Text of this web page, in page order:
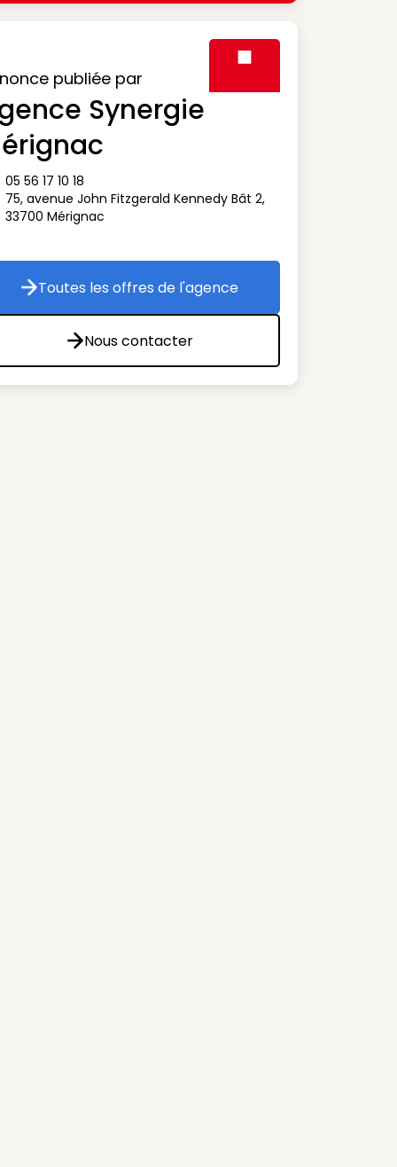
publiée par
Synergie
téléphone
05 56 17 10 18
adresse
75, avenue John Fitzgerald Kennedy Bât 2,
33700 Mérignac
Toutes les offres de l'agence
Toutes les offres de l'agence
Nous contacter
Nous contacter